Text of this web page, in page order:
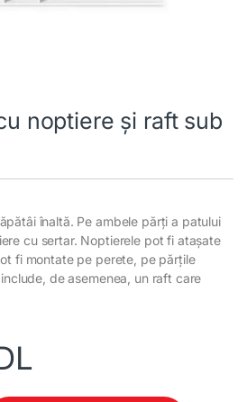
noptiere și raft sub
înaltă. Pe ambele părți a patului
cu sertar. Noptierele pot fi atașate
fi montate pe perete, pe părțile
de asemenea, un raft care